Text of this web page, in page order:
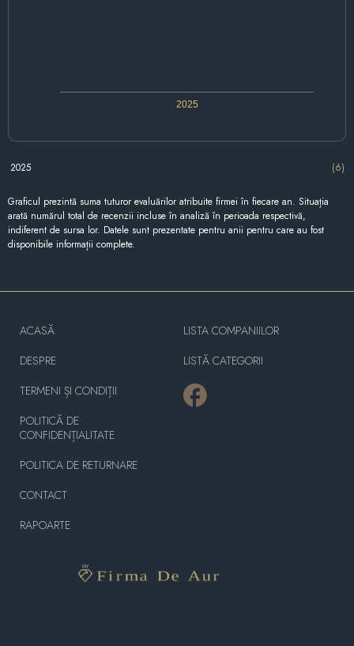
2025
2025 (6)
Graficul prezintă suma tuturor evaluărilor atribuite firmei în fiecare an. Situația
arată numărul total de recenzii incluse în analiză în perioada respectivă,
indiferent de sursa lor. Datele sunt prezentate pentru anii pentru care au fost
disponibile informații complete.
ACASĂ
DESPRE
TERMENI ȘI CONDIȚII
POLITICĂ DE
CONFIDENȚIALITATE
POLITICA DE RETURNARE
CONTACT
RAPOARTE
LISTA COMPANIILOR
LISTĂ CATEGORII